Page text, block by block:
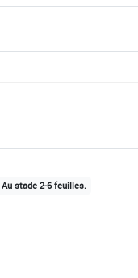
Au stade 2-6 feuilles.